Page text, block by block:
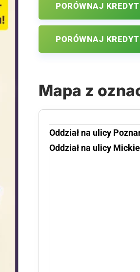
PORÓWNAJ
PORÓWNAJ
Mapa z
Oddział na ulicy
Oddział na ulicy